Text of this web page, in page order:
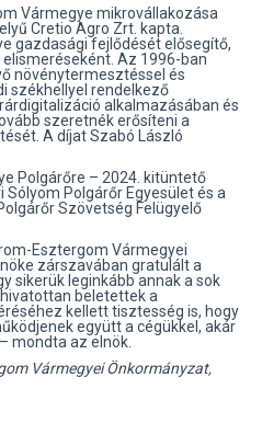
Vármegye mikrovállakozása
Cretio Agro Zrt. kapta.
gazdasági fejlődését elősegítő,
Az 1996-ban
növénytermesztéssel és
székhellyel rendelkező
alkalmazásában és
szeretnék erősíteni a
A díjat Szabó László
Polgárőre – 2024. kitüntető
Sólyom Polgárőr Egyesület és a
Szövetség Felügyelő
Esztergom Vármegyei
zárszavában gratulált a
sikerük leginkább annak a sok
beletettek a
kellett tisztesség is, hogy
együtt a cégükkel, akár
mondta az elnök.
Vármegyei Önkormányzat,